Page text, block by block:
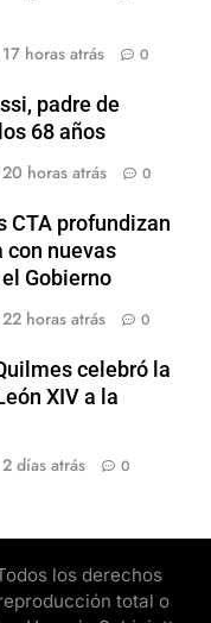
17 horas atrás 0
padre de
68 años
20 horas atrás 0
CTA profundizan
con nuevas
Gobierno
22 horas atrás 0
celebró la
XIV a la
2 días atrás 0
los derechos
total o